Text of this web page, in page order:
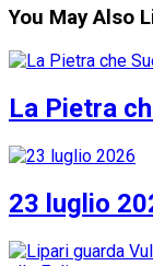
You May Also
La Pietra
23 luglio